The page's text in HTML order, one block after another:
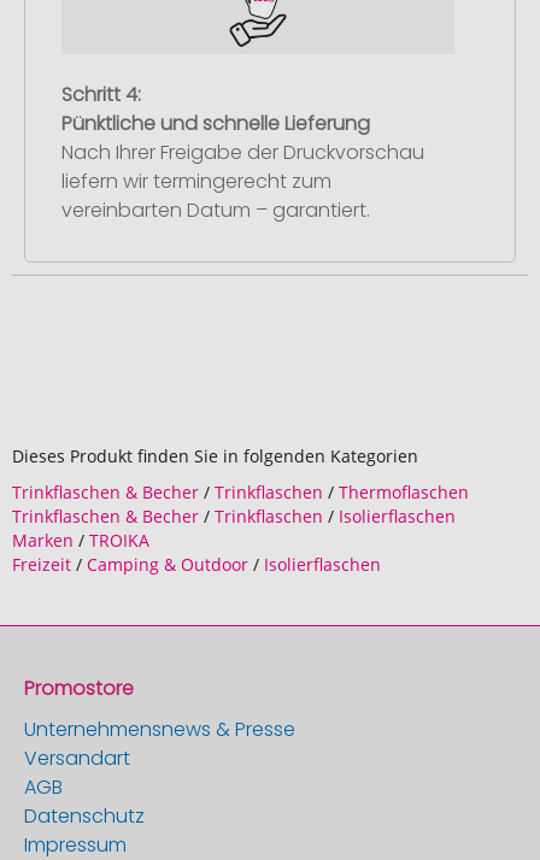
Schritt 4:
Pünktliche und schnelle Lieferung
Nach Ihrer Freigabe der Druckvorschau
liefern wir termingerecht zum
vereinbarten Datum – garantiert.
Dieses Produkt finden Sie in folgenden Kategorien
Trinkflaschen & Becher / Trinkflaschen / Thermoflaschen
Trinkflaschen & Becher / Trinkflaschen / Isolierflaschen
Marken / TROIKA
Freizeit / Camping & Outdoor / Isolierflaschen
Promostore
Unternehmensnews & Presse
Versandart
AGB
Datenschutz
Impressum